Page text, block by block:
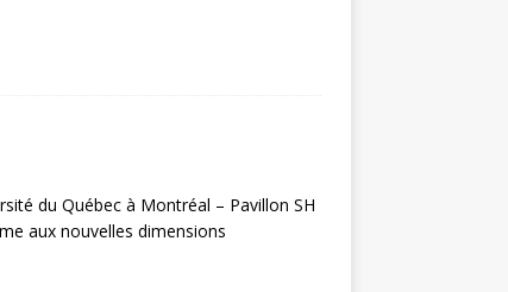
du Québec à Montréal – Pavillon SH
aux nouvelles dimensions